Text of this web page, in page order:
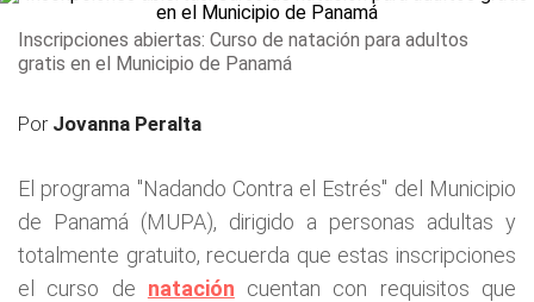
Inscripciones abiertas: Curso de natación para adultos
gratis en el Municipio de Panamá
Por Jovanna Peralta
El programa "Nadando Contra el Estrés" del Municipio
de Panamá (MUPA), dirigido a personas adultas y
totalmente gratuito, recuerda que estas inscripciones
el curso de natación cuentan con requisitos que